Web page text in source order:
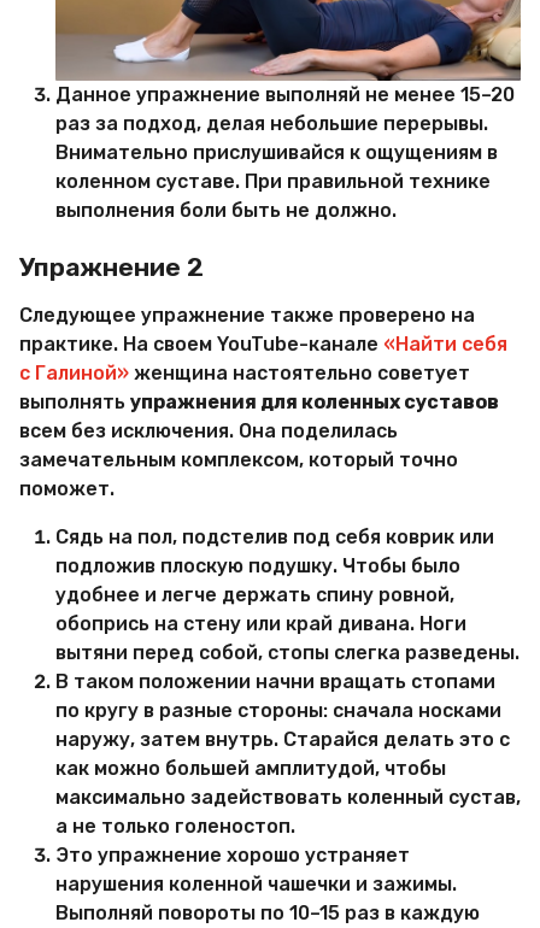
Данное упражнение выполняй не менее 15–20
раз за подход, делая небольшие перерывы.
Внимательно прислушивайся к ощущениям в
коленном суставе. При правильной технике
выполнения боли быть не должно.
Упражнение 2
Следующее упражнение также проверено на
практике. На своем YouTube-канале «Найти себя
с Галиной» женщина настоятельно советует
выполнять упражнения для коленных суставов
всем без исключения. Она поделилась
замечательным комплексом, который точно
поможет.
Сядь на пол, подстелив под себя коврик или
подложив плоскую подушку. Чтобы было
удобнее и легче держать спину ровной,
обопрись на стену или край дивана. Ноги
вытяни перед собой, стопы слегка разведены.
В таком положении начни вращать стопами
по кругу в разные стороны: сначала носками
наружу, затем внутрь. Старайся делать это с
как можно большей амплитудой, чтобы
максимально задействовать коленный сустав,
а не только голеностоп.
Это упражнение хорошо устраняет
нарушения коленной чашечки и зажимы.
Выполняй повороты по 10–15 раз в каждую